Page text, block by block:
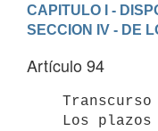
CAPITULO I -
SECCION IV - DE
Artículo 94